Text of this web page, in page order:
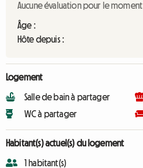
Aucune évaluation pour le moment
Âge :
Hôte depuis :
Logement
Salle de bain à partager
WC à partager
Habitant(s) actuel(s) du logement
1 habitant(s)